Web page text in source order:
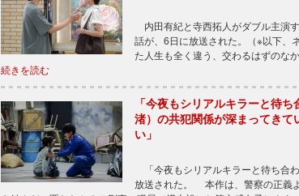
内田有紀と寺西拓人がダブル主演
話が、6日に放送された。（※以下
た人生も全く違う、交わるはずのな
続きを読む
「今夜もシリアルキラーと待
渚）の共犯関係が深まってきて
い」
「今夜もシリアルキラーと待ち合
放送された。 本作は、警察の正義